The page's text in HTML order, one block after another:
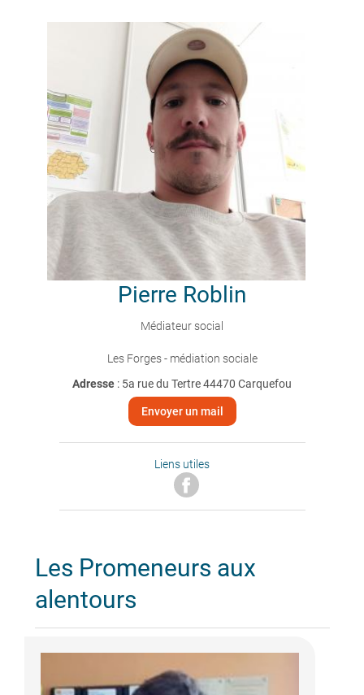
Pierre Roblin
Médiateur social
Les Forges - médiation sociale
Adresse : 5a rue du Tertre 44470 Carquefou
Envoyer un mail
Liens utiles
Les Promeneurs aux
alentours